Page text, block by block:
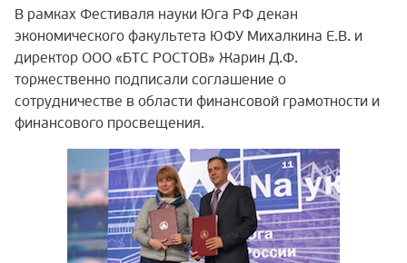
В рамках Фестиваля науки Юга РФ декан
экономического факультета ЮФУ Михалкина Е.В. и
директор ООО «БТС РОСТОВ» Жарин Д.Ф.
торжественно подписали соглашение о
сотрудничестве в области финансовой грамотности и
финансового просвещения.